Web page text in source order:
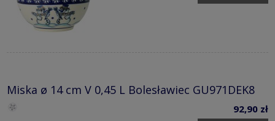
Miska ø 14 cm V 0,45 L Bolesławiec GU971DEK8
92,90 zł